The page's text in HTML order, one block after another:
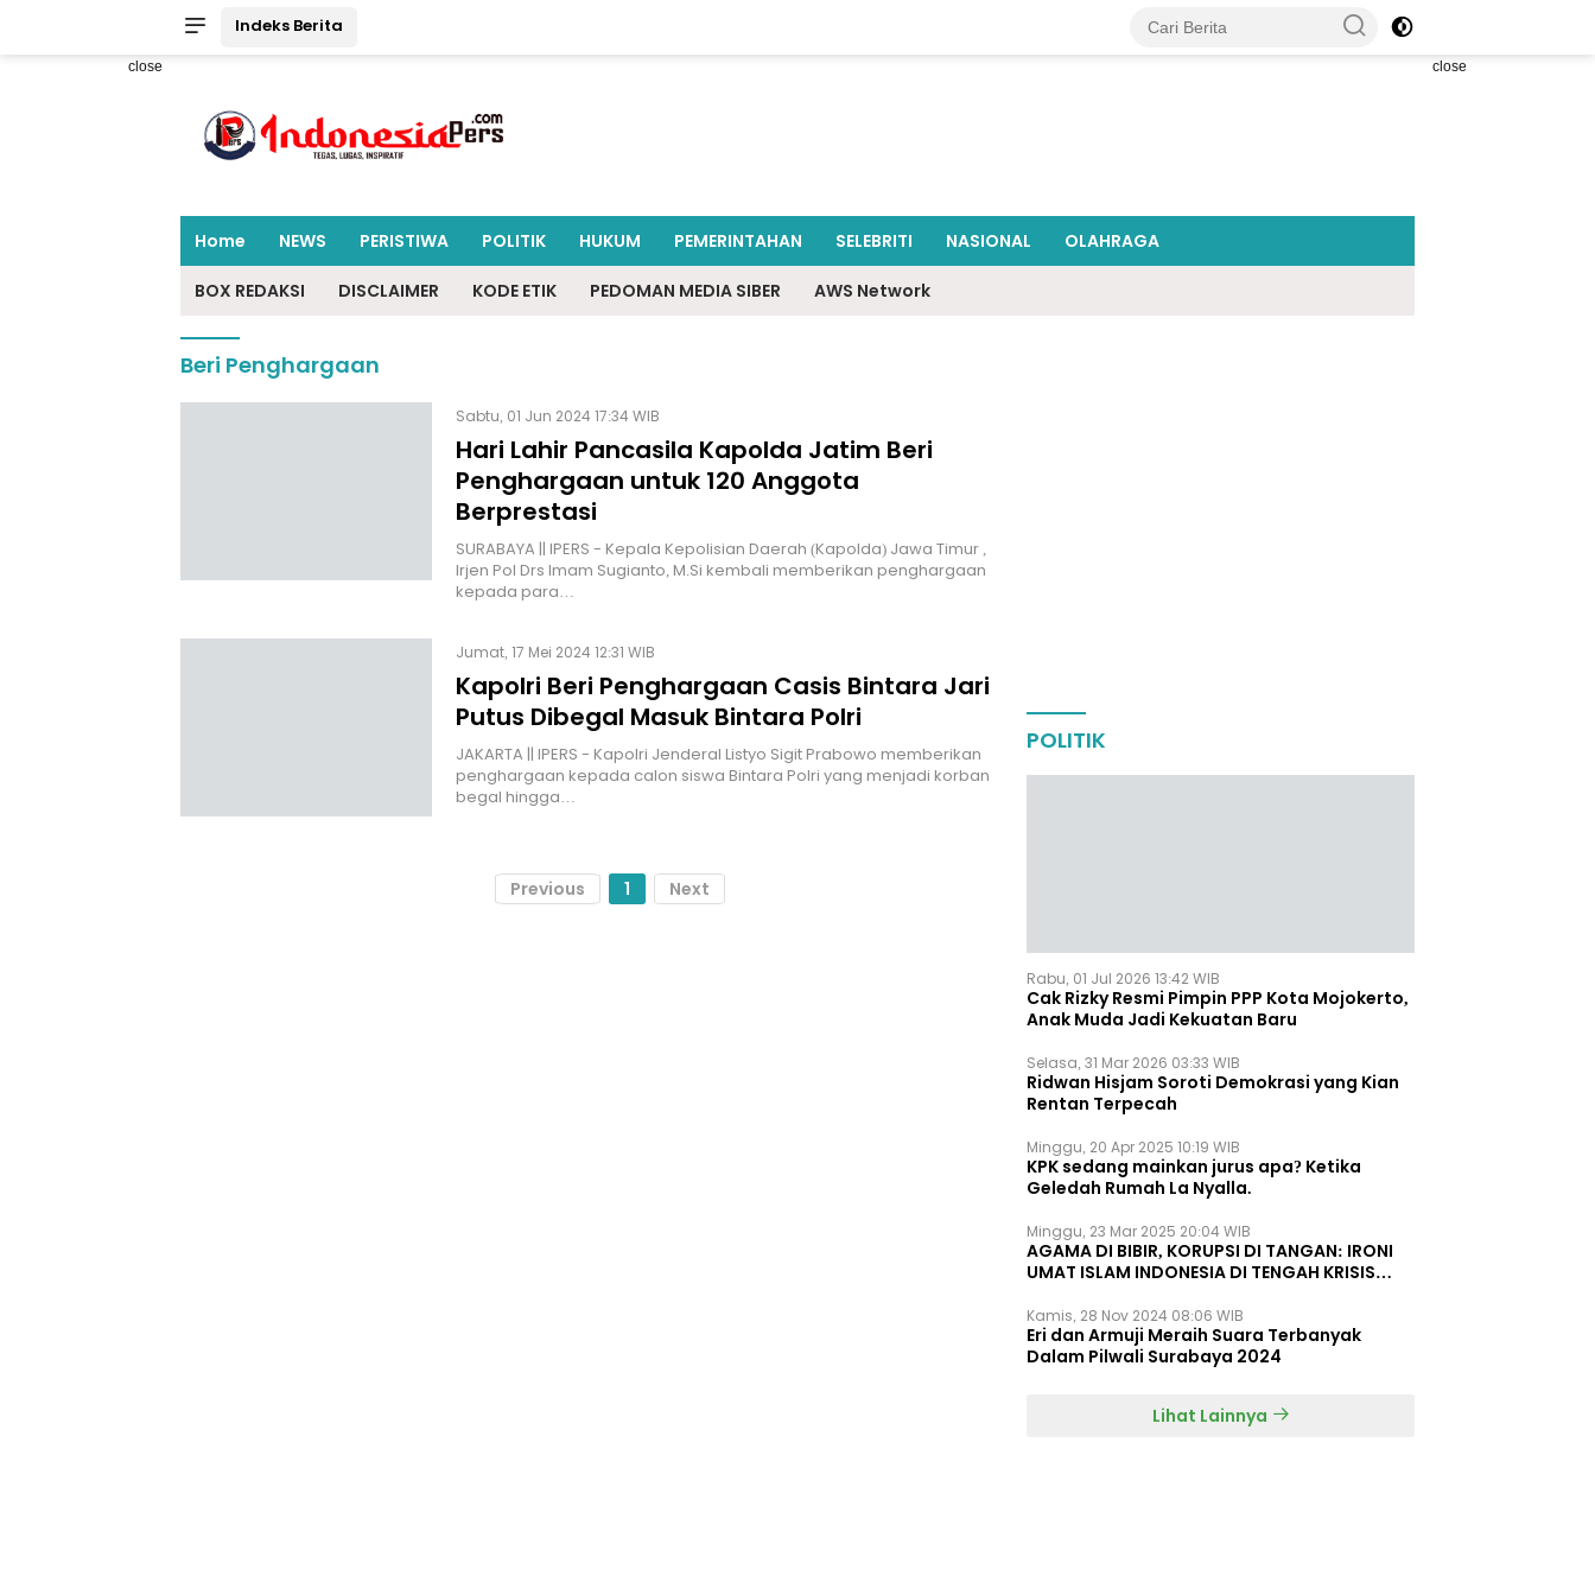
Indeks Berita
close close
Home NEWS PERISTIWA POLITIK HUKUM PEMERINTAHAN SELEBRITI NASIONAL OLAHRAGA
BOX REDAKSI DISCLAIMER KODE ETIK PEDOMAN MEDIA SIBER AWS Network
Beri Penghargaan
Sabtu, 01 Jun 2024 17:34 WIB
Hari Lahir Pancasila Kapolda Jatim Beri
Penghargaan untuk 120 Anggota
Berprestasi
SURABAYA || IPERS - Kepala Kepolisian Daerah (Kapolda) Jawa Timur ,
Irjen Pol Drs Imam Sugianto, M.Si kembali memberikan penghargaan
kepada para…
Jumat, 17 Mei 2024 12:31 WIB
Kapolri Beri Penghargaan Casis Bintara Jari
Putus Dibegal Masuk Bintara Polri
JAKARTA || IPERS - Kapolri Jenderal Listyo Sigit Prabowo memberikan
penghargaan kepada calon siswa Bintara Polri yang menjadi korban
begal hingga…
Previous 1 Next
POLITIK
Rabu, 01 Jul 2026 13:42 WIB
Cak Rizky Resmi Pimpin PPP Kota Mojokerto,
Anak Muda Jadi Kekuatan Baru
Selasa, 31 Mar 2026 03:33 WIB
Ridwan Hisjam Soroti Demokrasi yang Kian
Rentan Terpecah
Minggu, 20 Apr 2025 10:19 WIB
KPK sedang mainkan jurus apa? Ketika
Geledah Rumah La Nyalla.
Minggu, 23 Mar 2025 20:04 WIB
AGAMA DI BIBIR, KORUPSI DI TANGAN: IRONI
UMAT ISLAM INDONESIA DI TENGAH KRISIS
Kamis, 28 Nov 2024 08:06 WIB
Eri dan Armuji Meraih Suara Terbanyak
Dalam Pilwali Surabaya 2024
Lihat Lainnya